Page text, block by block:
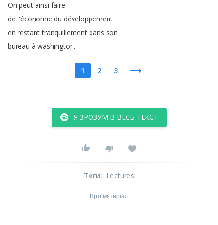
On peut ainsi faire
de l'économie du développement
en restant tranquillement dans son
bureau à washington.
1 2 3
Я ЗРОЗУМІВ ВЕСЬ ТЕКСТ
Теги: Lectures
Про матеріал